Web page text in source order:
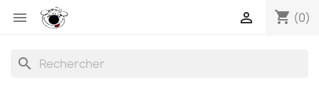
 shopping_cart (0)

search